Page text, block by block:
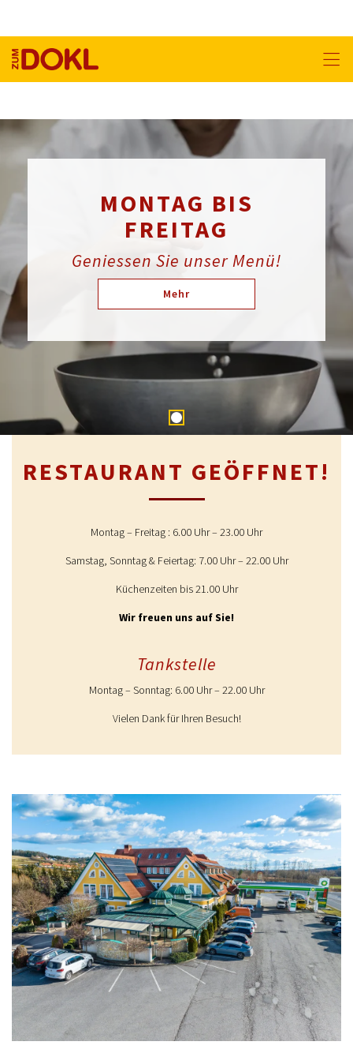
MONTAG BIS
FREITAG
Geniessen Sie unser Menü!
Mehr
RESTAURANT GEÖFFNET!
Montag – Freitag : 6.00 Uhr – 23.00 Uhr
Samstag, Sonntag & Feiertag: 7.00 Uhr – 22.00 Uhr
Küchenzeiten bis 21.00 Uhr
Wir freuen uns auf Sie!
Tankstelle
Montag – Sonntag: 6.00 Uhr – 22.00 Uhr
Vielen Dank für Ihren Besuch!